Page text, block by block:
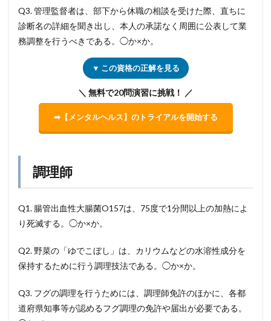
Q3. 管理監督者は、部下から休職の相談を受けた際、直ちに
診断名の詳細を聞き出し、本人の承諾なく周囲に公表して業
務調整を行うべきである。◯か×か。
▼ この資格の正解を見る
＼ 無料で20問演習に挑戦！ ／
➡【メンタルヘルス】のトライアルを開始する
調理師
Q1. 腸管出血性大腸菌O157は、75度で1分間以上の加熱によ
り死滅する。◯か×か。
Q2. 野菜の「ゆでこぼし」は、カリウムなどの水溶性成分を
保持するために行う調理技法である。◯か×か。
Q3. フグの調理を行うためには、調理師免許のほかに、各都
道府県知事等が認めるフグ調理の免許や届出が必要である。